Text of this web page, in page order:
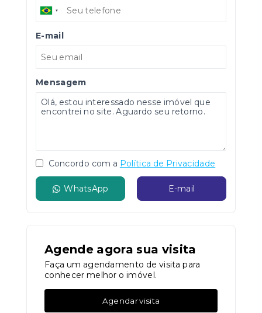
E-mail
Mensagem
Concordo com a Política de Privacidade
WhatsApp E-mail
Agende agora sua visita
Faça um agendamento de visita para
conhecer melhor o imóvel.
Agendar visita